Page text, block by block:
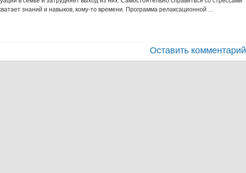
знаний и навыков, кому-то времени. Программа релаксационной …
Оставить комментарий